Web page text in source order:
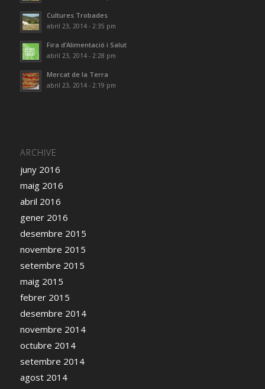
Cultures Trobades
abril 23, 2014 - 2:35 pm
Fira d’Alimentació i Salut
abril 23, 2014 - 2:28 pm
Mercat de la Terra
abril 23, 2014 - 2:19 pm
ARCHIVE
juny 2016
maig 2016
abril 2016
gener 2016
desembre 2015
novembre 2015
setembre 2015
maig 2015
febrer 2015
desembre 2014
novembre 2014
octubre 2014
setembre 2014
agost 2014